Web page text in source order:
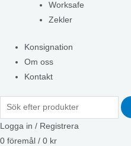
Worksafe
Zekler
Konsignation
Om oss
Kontakt
Logga in / Registrera
0 föremål / 0 kr